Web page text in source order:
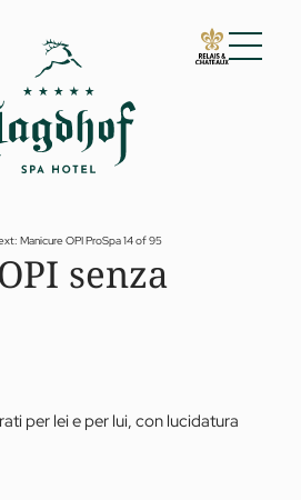
Manicure OPI ProSpa14 of 95
senza
per lei e per lui, con lucidatura